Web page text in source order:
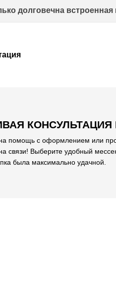
долговечна
КОНСУЛЬТАЦИЯ
помощь с оформлением или
связи! Выберите удобный
была максимально удачной.